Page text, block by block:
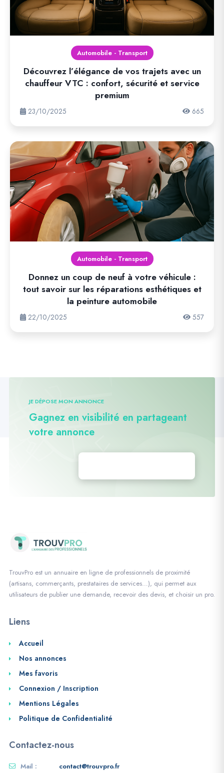
Automobile - Transport
Découvrez l’élégance de vos trajets avec un
chauffeur VTC : confort, sécurité et service
premium
23/10/2025 665
Automobile - Transport
Donnez un coup de neuf à votre véhicule :
tout savoir sur les réparations esthétiques et
la peinture automobile
22/10/2025 557
JE DÉPOSE MON ANNONCE
Gagnez en visibilité en partageant
votre annonce
TrouvPro est un annuaire en ligne de professionnels de proximité
(artisans, commerçants, prestataires de services…), qui permet aux
utilisateurs de publier une demande, recevoir des devis, et choisir un pro.
Liens
Accueil
Nos annonces
Mes favoris
Connexion / Inscription
Mentions Légales
Politique de Confidentialité
Contactez-nous
Mail : contact@trouvpro.fr